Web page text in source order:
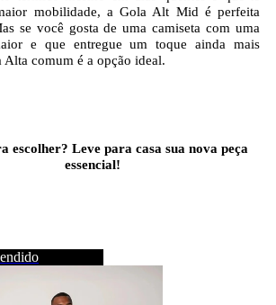
mobilidade, a Gola Alt Mid é perfeita
se você gosta de uma camiseta com uma
e que entregue um toque ainda mais
Alta comum é a opção ideal.
escolher? Leve para casa sua nova peça
essencial!